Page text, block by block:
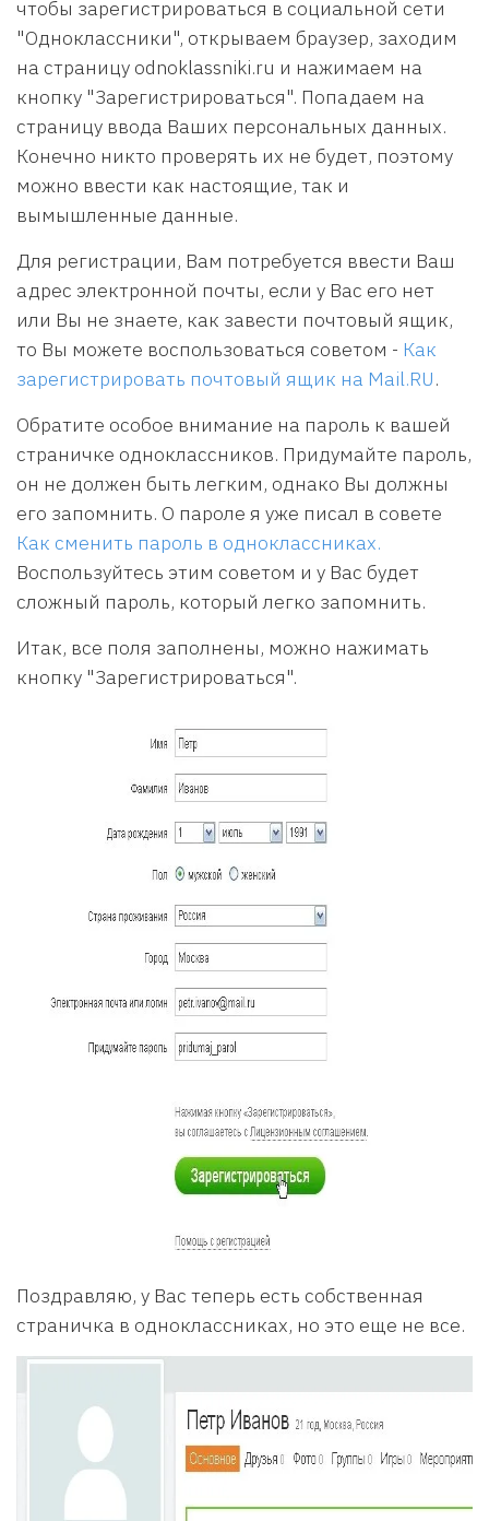
чтобы зарегистрироваться в социальной сети
"Одноклассники", открываем браузер, заходим
на страницу odnoklassniki.ru и нажимаем на
кнопку "Зарегистрироваться". Попадаем на
страницу ввода Ваших персональных данных.
Конечно никто проверять их не будет, поэтому
можно ввести как настоящие, так и
вымышленные данные.
Для регистрации, Вам потребуется ввести Ваш
адрес электронной почты, если у Вас его нет
или Вы не знаете, как завести почтовый ящик,
то Вы можете воспользоваться советом - Как
зарегистрировать почтовый ящик на Mail.RU.
Обратите особое внимание на пароль к вашей
страничке одноклассников. Придумайте пароль,
он не должен быть легким, однако Вы должны
его запомнить. О пароле я уже писал в совете
Как сменить пароль в одноклассниках.
Воспользуйтесь этим советом и у Вас будет
сложный пароль, который легко запомнить.
Итак, все поля заполнены, можно нажимать
кнопку "Зарегистрироваться".
Поздравляю, у Вас теперь есть собственная
страничка в одноклассниках, но это еще не все.